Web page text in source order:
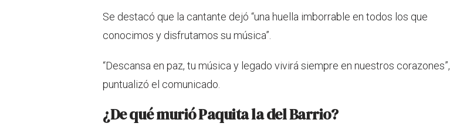
Se destacó que la cantante dejó “una huella imborrable en todos los que
conocimos y disfrutamos su música”.
“Descansa en paz, tu música y legado vivirá siempre en nuestros corazones”,
puntualizó el comunicado.
¿De qué murió Paquita la del Barrio?